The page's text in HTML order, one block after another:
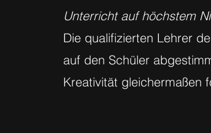
Unterricht auf höchstem
Die qualifizierten Lehrer
auf den Schüler
Kreativität gleichermaßen